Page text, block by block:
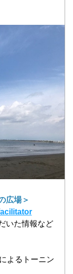
広場＞
いた情報など
よるトーニン